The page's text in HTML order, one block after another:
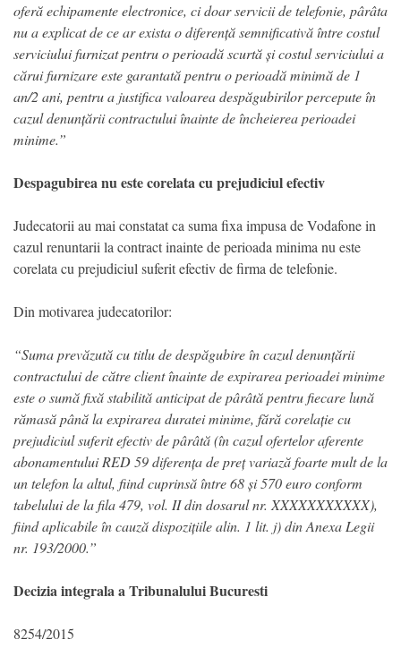
oferă echipamente electronice, ci doar servicii de telefonie, pârâta
nu a explicat de ce ar exista o diferență semnificativă între costul
serviciului furnizat pentru o perioadă scurtă și costul serviciului a
cărui furnizare este garantată pentru o perioadă minimă de 1
an/2 ani, pentru a justifica valoarea despăgubirilor percepute în
cazul denunțării contractului înainte de încheierea perioadei
minime.”
Despagubirea nu este corelata cu prejudiciul efectiv
Judecatorii au mai constatat ca suma fixa impusa de Vodafone in
cazul renuntarii la contract inainte de perioada minima nu este
corelata cu prejudiciul suferit efectiv de firma de telefonie.
Din motivarea judecatorilor:
“Suma prevăzută cu titlu de despăgubire în cazul denunțării
contractului de către client înainte de expirarea perioadei minime
este o sumă fixă stabilită anticipat de pârâtă pentru fiecare lună
rămasă până la expirarea duratei minime, fără corelație cu
prejudiciul suferit efectiv de pârâtă (în cazul ofertelor aferente
abonamentului RED 59 diferența de preț variază foarte mult de la
un telefon la altul, fiind cuprinsă între 68 și 570 euro conform
tabelului de la fila 479, vol. II din dosarul nr. XXXXXXXXXXX),
fiind aplicabile în cauză dispozițiile alin. 1 lit. j) din Anexa Legii
nr. 193/2000.”
Decizia integrala a Tribunalului Bucuresti
8254/2015